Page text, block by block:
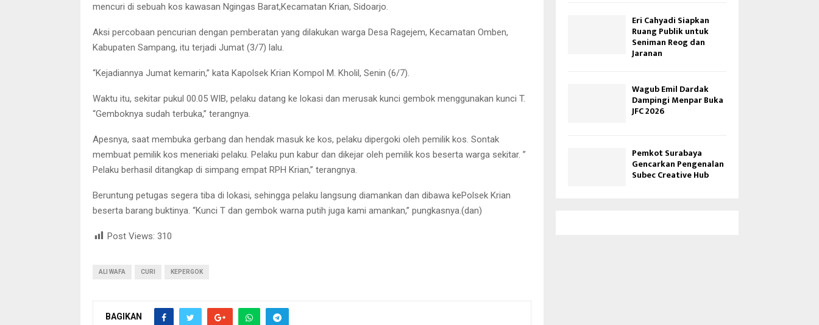
mencuri di sebuah kos kawasan Ngingas Barat,Kecamatan Krian, Sidoarjo.
Aksi percobaan pencurian dengan pemberatan yang dilakukan warga Desa Ragejem, Kecamatan Omben,
Kabupaten Sampang, itu terjadi Jumat (3/7) lalu.
“Kejadiannya Jumat kemarin,” kata Kapolsek Krian Kompol M. Kholil, Senin (6/7).
Waktu itu, sekitar pukul 00.05 WIB, pelaku datang ke lokasi dan merusak kunci gembok menggunakan kunci T.
“Gemboknya sudah terbuka,” terangnya.
Apesnya, saat membuka gerbang dan hendak masuk ke kos, pelaku dipergoki oleh pemilik kos. Sontak
membuat pemilik kos meneriaki pelaku. Pelaku pun kabur dan dikejar oleh pemilik kos beserta warga sekitar. ”
Pelaku berhasil ditangkap di simpang empat RPH Krian,” terangnya.
Beruntung petugas segera tiba di lokasi, sehingga pelaku langsung diamankan dan dibawa kePolsek Krian
beserta barang buktinya. “Kunci T dan gembok warna putih juga kami amankan,” pungkasnya.(dan)
Post Views: 310
ALI WAFA CURI KEPERGOK
BAGIKAN
Eri Cahyadi Siapkan
Ruang Publik untuk
Seniman Reog dan
Jaranan
Wagub Emil Dardak
Dampingi Menpar Buka
JFC 2026
Pemkot Surabaya
Gencarkan Pengenalan
Subec Creative Hub